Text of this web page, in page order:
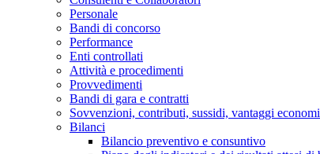
Personale
Bandi di concorso
Performance
Enti controllati
Attività e procedimenti
Provvedimenti
Bandi di gara e contratti
Sovvenzioni, contributi, sussidi, vantaggi
Bilanci
Bilancio preventivo e consuntivo